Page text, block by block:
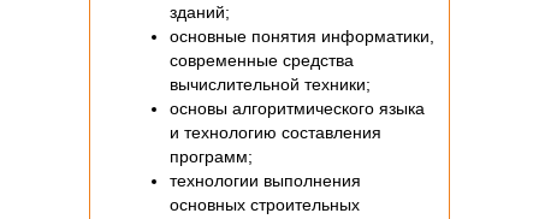
зданий;
основные понятия информатики,
современные средства
вычислительной техники;
основы алгоритмического языка
и технологию составления
программ;
технологии выполнения
основных строительных